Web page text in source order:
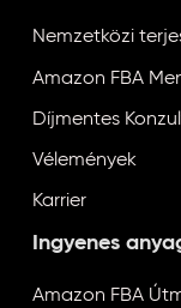
Nemzetközi
Amazon FBA
Díjmentes
Vélemények
Karrier
Ingyenes
Amazon FBA